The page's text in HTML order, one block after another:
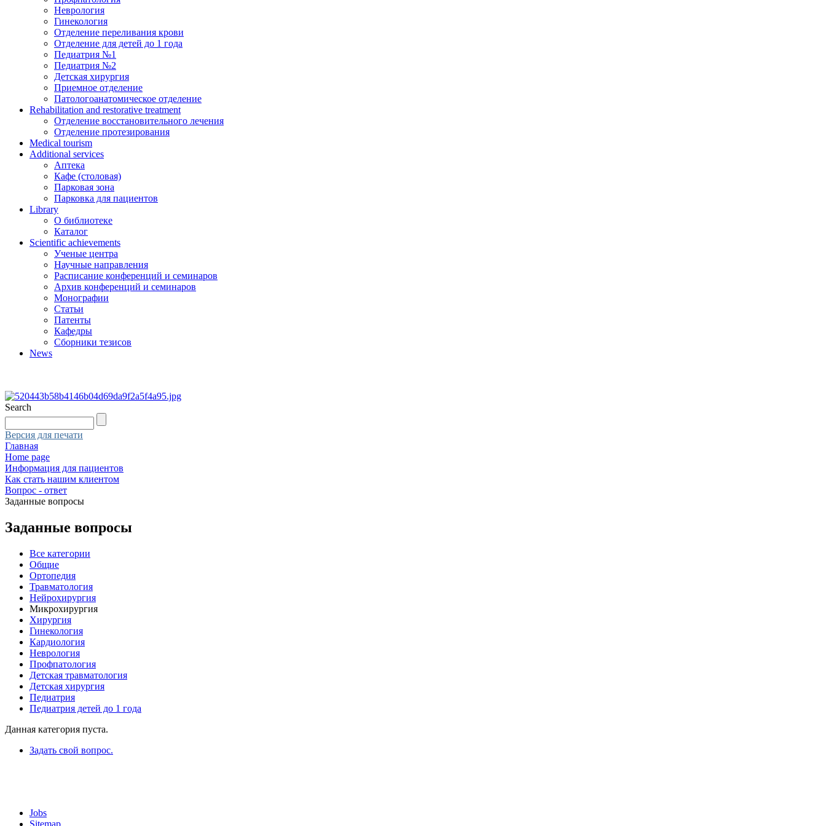
Неврология
Гинекология
Отделение переливания крови
Отделение для детей до 1 года
Педиатрия №1
Педиатрия №2
Детская хирургия
Приемное отделение
Патологоанатомическое отделение
Rehabilitation and restorative treatment
Отделение восстановительного лечения
Отделение протезирования
Medical tourism
Additional services
Аптека
Кафе (столовая)
Парковая зона
Парковка для пациентов
Library
О библиотеке
Каталог
Scientific achievements
Ученые центра
Научные направления
Расписание конференций и семинаров
Архив конференций и семинаров
Монографии
Статьи
Патенты
Кафедры
Сборники тезисов
News
Search
Версия для печати
Главная
Home page
Информация для пациентов
Как стать нашим клиентом
Вопрос - ответ
Заданные вопросы
Заданные вопросы
Все категории
Общие
Ортопедия
Травматология
Нейрохирургия
Микрохирургия
Хирургия
Гинекология
Кардиология
Неврология
Профпатология
Детская травматология
Детская хирургия
Педиатрия
Педиатрия детей до 1 года
Данная категория пуста.
Задать свой вопрос.
Jobs
Sitemap